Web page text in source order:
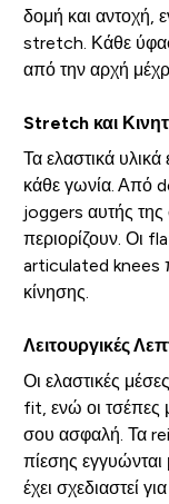
δομή και αντοχή,
stretch. Κάθε
από την αρχή
Stretch και
Τα ελαστικά
κάθε γωνία. Από
joggers αυτής της
περιορίζουν. Οι
articulated knees
κίνησης.
Λειτουργικές
Οι ελαστικές
fit, ενώ οι τσέπες
σου ασφαλή. Τα
πίεσης
έχει σχεδιαστεί